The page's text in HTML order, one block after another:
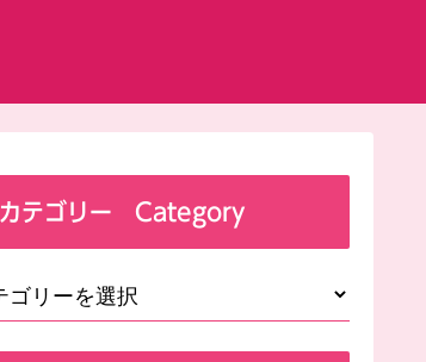
カテゴリー Category